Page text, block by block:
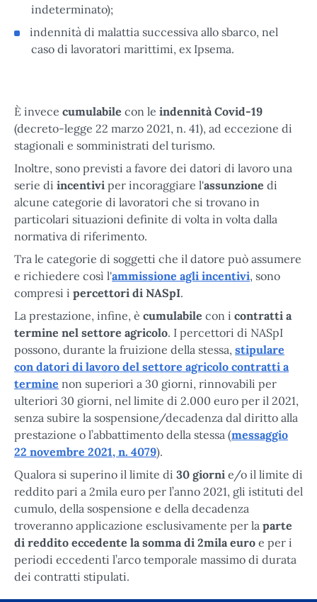
indeterminato);
indennità di malattia successiva allo sbarco, nel
caso di lavoratori marittimi, ex Ipsema.
È invece cumulabile con le indennità Covid-19
(decreto-legge 22 marzo 2021, n. 41), ad eccezione di
stagionali e somministrati del turismo.
Inoltre, sono previsti a favore dei datori di lavoro una
serie di incentivi per incoraggiare l'assunzione di
alcune categorie di lavoratori che si trovano in
particolari situazioni definite di volta in volta dalla
normativa di riferimento.
Tra le categorie di soggetti che il datore può assumere
e richiedere così l'ammissione agli incentivi, sono
compresi i percettori di NASpI.
La prestazione, infine, è cumulabile con i contratti a
termine nel settore agricolo. I percettori di NASpI
possono, durante la fruizione della stessa, stipulare
con datori di lavoro del settore agricolo contratti a
termine non superiori a 30 giorni, rinnovabili per
ulteriori 30 giorni, nel limite di 2.000 euro per il 2021,
senza subire la sospensione/decadenza dal diritto alla
prestazione o l’abbattimento della stessa (messaggio
22 novembre 2021, n. 4079).
Qualora si superino il limite di 30 giorni e/o il limite di
reddito pari a 2mila euro per l’anno 2021, gli istituti del
cumulo, della sospensione e della decadenza
troveranno applicazione esclusivamente per la parte
di reddito eccedente la somma di 2mila euro e per i
periodi eccedenti l’arco temporale massimo di durata
dei contratti stipulati.